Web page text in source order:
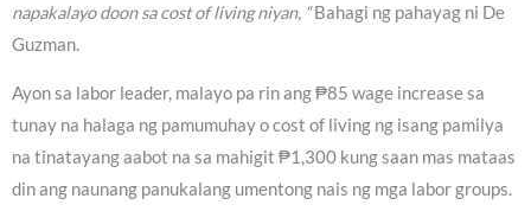
napakalayo doon sa cost of living niyan, “Bahagi ng pahayag ni De
Guzman.
Ayon sa labor leader, malayo pa rin ang ₱85 wage increase sa
tunay na halaga ng pamumuhay o cost of living ng isang pamilya
na tinatayang aabot na sa mahigit ₱1,300 kung saan mas mataas
din ang naunang panukalang umentong nais ng mga labor groups.